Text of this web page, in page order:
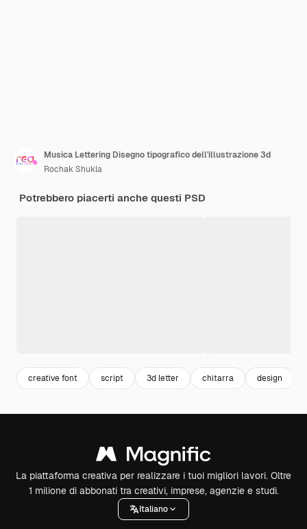
Musica Lettering Disegno tipografico dell'illustrazione 3d
Rochak Shukla
Potrebbero piacerti anche questi PSD
creative font script 3d letter chitarra design
La piattaforma creativa per realizzare i tuoi migliori lavori. Oltre
1 milione di abbonati tra creativi, imprese, agenzie e studi.
Italiano